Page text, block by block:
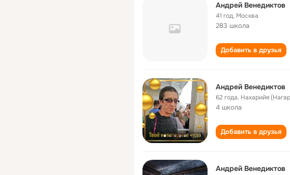
Андрей Венедиктов
41 год, Москва
283 школа
Добавить в друзья
Aндрей Венедиктов
62 года, Нахарийя
4 школа
Добавить в друзья
Андрей Венедиктов